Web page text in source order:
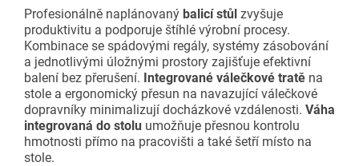
Profesionálně naplánovaný balicí stůl zvyšuje
produktivitu a podporuje štíhlé výrobní procesy.
Kombinace se spádovými regály, systémy zásobování
a jednotlivými úložnými prostory zajišťuje efektivní
balení bez přerušení. Integrované válečkové tratě na
stole a ergonomický přesun na navazující válečkové
dopravníky minimalizují docházkové vzdálenosti. Váha
integrovaná do stolu umožňuje přesnou kontrolu
hmotnosti přímo na pracovišti a také šetří místo na
stole.